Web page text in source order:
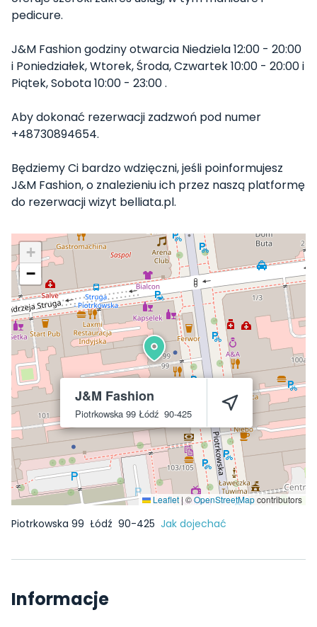
pedicure.
J&M Fashion godziny otwarcia Niedziela 12:00 - 20:00
i Poniedziałek, Wtorek, Środa, Czwartek 10:00 - 20:00 i
Piątek, Sobota 10:00 - 23:00 .
Aby dokonać rezerwacji zadzwoń pod numer
+48730894654.
Będziemy Ci bardzo wdzięczni, jeśli poinformujesz
J&M Fashion, o znalezieniu ich przez naszą platformę
do rezerwacji wizyt belliata.pl.
J&M Fashion
Piotrkowska 99 Łódź 90-425
+
−
Leaflet|©OpenStreetMapcontributors
Piotrkowska 99 Łódź 90-425 Jak dojechać
Informacje